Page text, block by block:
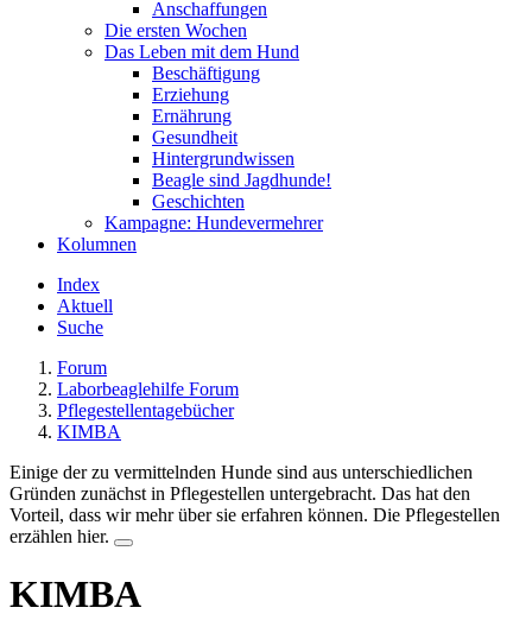
Anschaffungen
Die ersten Wochen
Das Leben mit dem Hund
Beschäftigung
Erziehung
Ernährung
Gesundheit
Hintergrundwissen
Beagle sind Jagdhunde!
Geschichten
Kampagne: Hundevermehrer
Kolumnen
Index
Aktuell
Suche
Forum
Laborbeaglehilfe Forum
Pflegestellentagebücher
KIMBA
Einige der zu vermittelnden Hunde sind aus unterschiedlichen
Gründen zunächst in Pflegestellen untergebracht. Das hat den
Vorteil, dass wir mehr über sie erfahren können. Die Pflegestellen
erzählen hier.
KIMBA